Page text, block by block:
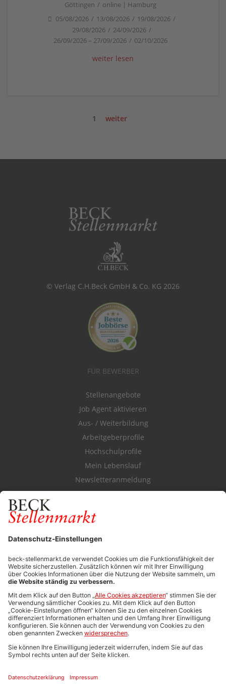
Göttingen
online | Hamburg
05/08/2026
13/08/2026
19/08/2026
29/08/2026
24/09/2026
26/09/2026 – 27/09/2026 02/10/2026
weiter lesen
1 weiter
© Verlag C.H.Beck GmbH & Co. KG 2026
FÜR BEWERBER
Stellenangebote
Job Agent aktivieren
Aus- / Weiterbildung
Arbeitgeberprofile
Hochschulprofile
Mein Lebenslauf
Newsletteranmeldung
Durchsuchen Sie den Stellenkatalog
FÜR ARBEITGEBER
Stellenmarktpreise
Anzeigen-AGB
Media-Daten
Newsletteranmeldung
Produktübersicht
ALLGEMEIN
FAQs
Impressum